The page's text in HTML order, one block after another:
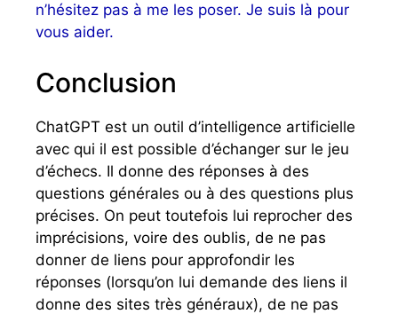
n’hésitez pas à me les poser. Je suis là pour
vous aider.
Conclusion
ChatGPT est un outil d’intelligence artificielle
avec qui il est possible d’échanger sur le jeu
d’échecs. Il donne des réponses à des
questions générales ou à des questions plus
précises. On peut toutefois lui reprocher des
imprécisions, voire des oublis, de ne pas
donner de liens pour approfondir les
réponses (lorsqu’on lui demande des liens il
donne des sites très généraux), de ne pas